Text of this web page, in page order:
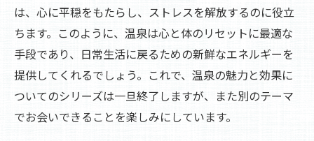
は、心に平穏をもたらし、ストレスを解放するのに役立
ちます。このように、温泉は心と体のリセットに最適な
手段であり、日常生活に戻るための新鮮なエネルギーを
提供してくれるでしょう。これで、温泉の魅力と効果に
ついてのシリーズは一旦終了しますが、また別のテーマ
でお会いできることを楽しみにしています。